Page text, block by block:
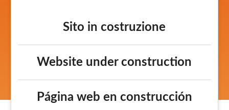
Sito in costruzione
Website under construction
Página web en construcción